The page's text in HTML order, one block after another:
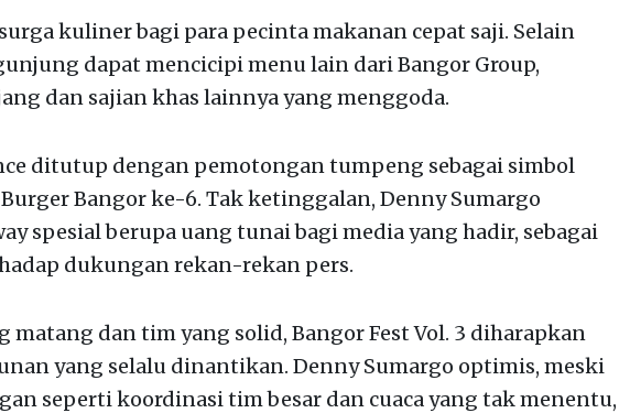
kuliner bagi para pecinta makanan cepat saji. Selain
dapat mencicipi menu lain dari Bangor Group,
dan sajian khas lainnya yang menggoda.
ditutup dengan pemotongan tumpeng sebagai simbol
Bangor ke-6. Tak ketinggalan, Denny Sumargo
spesial berupa uang tunai bagi media yang hadir, sebagai
dukungan rekan-rekan pers.
matang dan tim yang solid, Bangor Fest Vol. 3 diharapkan
yang selalu dinantikan. Denny Sumargo optimis, meski
seperti koordinasi tim besar dan cuaca yang tak menentu,